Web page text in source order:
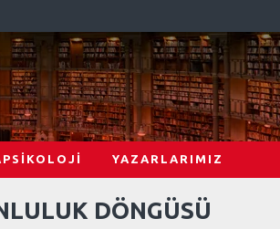
YAZARLARIMIZ
DÖNGÜSÜ